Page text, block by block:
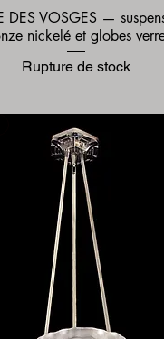
Aperçu rapide
DES VOSGES —
nickelé et globes
Rupture de stock